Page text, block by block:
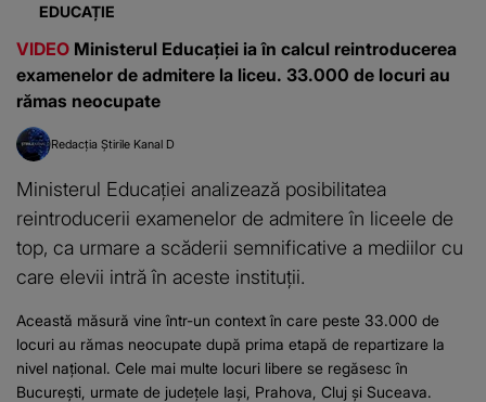
EDUCAȚIE
VIDEO Ministerul Educației ia în calcul reintroducerea
examenelor de admitere la liceu. 33.000 de locuri au
rămas neocupate
Redacția Știrile Kanal D
Ministerul Educației analizează posibilitatea
reintroducerii examenelor de admitere în liceele de
top, ca urmare a scăderii semnificative a mediilor cu
care elevii intră în aceste instituții.
Această măsură vine într-un context în care peste 33.000 de
locuri au rămas neocupate după prima etapă de repartizare la
nivel național. Cele mai multe locuri libere se regăsesc în
București, urmate de județele Iași, Prahova, Cluj și Suceava.